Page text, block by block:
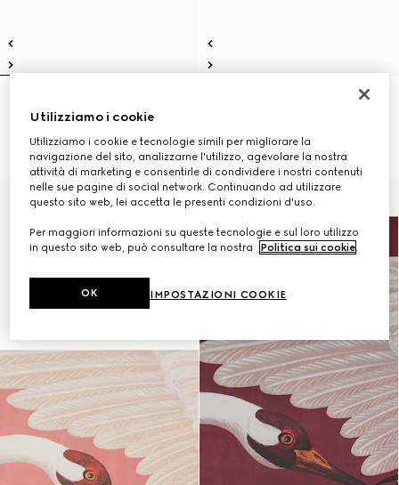
Carta da parati con stampa
£445
£445
Utilizziamo i cookie
Utilizziamo i cookie e tecnologie simili per migliorare la
navigazione del sito, analizzarne l'utilizzo, agevolare la nostra
attività di marketing e consentirle di condividere i nostri contenuti
nelle sue pagine di social network. Continuando ad utilizzare
questo sito web, lei accetta le presenti condizioni d'uso.
Per maggiori informazioni su queste tecnologie e sul loro utilizzo
in questo sito web, può consultare la nostra
Politica sui cookie
IMPOSTAZIONI COOKIE
OK